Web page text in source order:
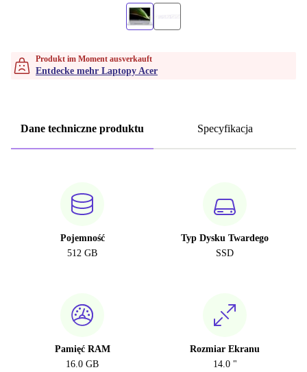
Produkt im Moment ausverkauft
Entdecke mehr Laptopy Acer
Dane techniczne produktu Specyfikacja
Pojemność
512 GB
Typ Dysku Twardego
SSD
Pamięć RAM
16.0 GB
Rozmiar Ekranu
14.0 "